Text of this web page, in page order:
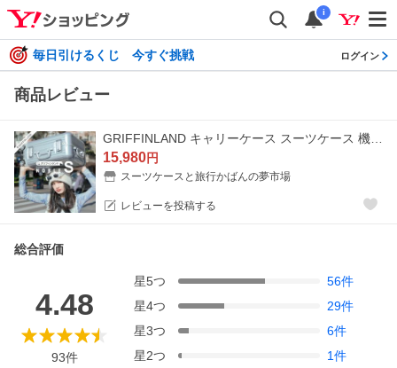
i
毎日引けるくじ 今すぐ挑戦 ログイン
商品レビュー
15,980円
スーツケースと旅行かばんの夢市場
レビューを投稿する
総合評価
4.48
93件
星5つ 56件
星4つ 29件
星3つ 6件
星2つ 1件